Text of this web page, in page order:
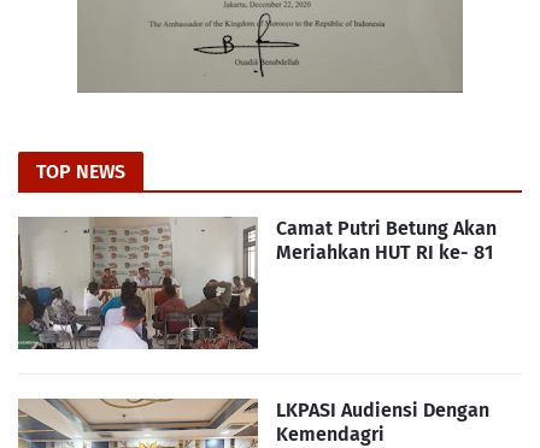
TOP NEWS
Camat Putri Betung Akan
Meriahkan HUT RI ke- 81
LKPASI Audiensi Dengan
Kemendagri